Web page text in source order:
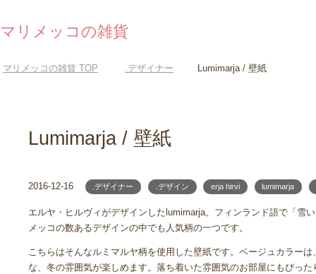
マリメッコの雑貨
マリメッコの雑貨 TOP .デザイナー Lumimarja / 壁紙
Lumimarja / 壁紙
2016-12-16 .デザイナー .デザイン erja hirvi lumimarja
エルヤ・ヒルヴィがデザインしたlumimarja。フィンランド語で「雪
メッコの数あるデザインの中でも人気柄の一つです。
こちらはそんなルミマルヤ柄を使用した壁紙です。ベージュカラー
な、冬の雰囲気が楽しめます。落ち着いた雰囲気のお部屋にもぴった